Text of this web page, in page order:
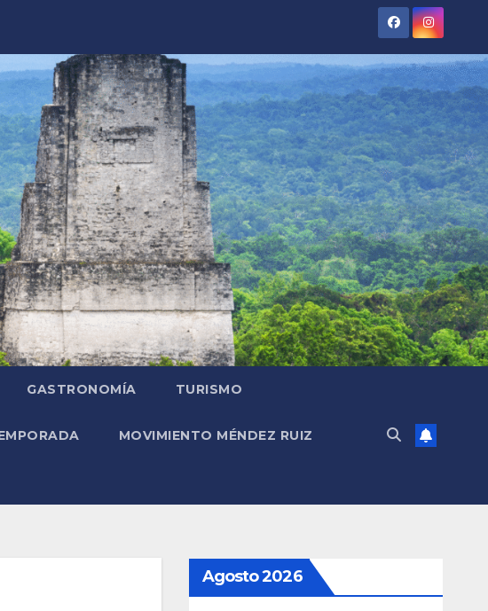
GASTRONOMÍA TURISMO
MOVIMIENTO MÉNDEZ RUIZ
Agosto 2026